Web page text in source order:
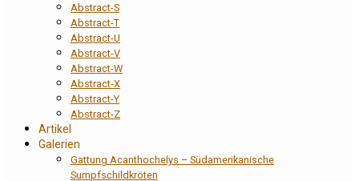
Abstract-S
Abstract-T
Abstract-U
Abstract-V
Abstract-W
Abstract-X
Abstract-Y
Abstract-Z
Artikel
Galerien
Gattung Acanthochelys – Südamerikanische
Sumpfschildkröten